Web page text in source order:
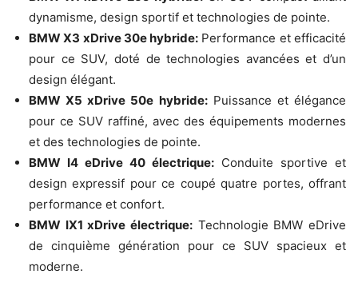
dynamisme, design sportif et technologies de pointe.
BMW X3 xDrive 30e hybride: Performance et efficacité
pour ce SUV, doté de technologies avancées et d’un
design élégant.
BMW X5 xDrive 50e hybride:Puissance et élégance
pour ce SUV raffiné, avec des équipements modernes
et des technologies de pointe.
BMW I4 eDrive 40 électrique: Conduite sportive et
design expressif pour ce coupé quatre portes, offrant
performance et confort.
BMW IX1 xDrive électrique: Technologie BMW eDrive
de cinquième génération pour ce SUV spacieux et
moderne.